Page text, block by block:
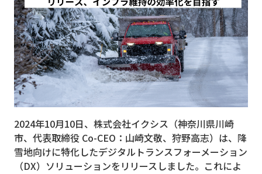
MVNO
スマート漁業
PR
5G
クラウド
M2M
VPN
2024年10月10日、株式会社イクシス（神奈川県川崎
市、代表取締役 Co-CEO：山崎文敬、狩野高志）は、降
雪地向けに特化したデジタルトランスフォーメーション
（DX）ソリューションをリリースしました。これによ